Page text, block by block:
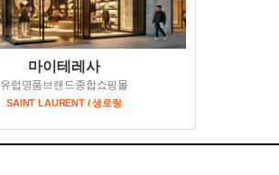
마이테레사
유럽명품브랜드종합쇼핑몰
SAINT LAURENT / 생로랑